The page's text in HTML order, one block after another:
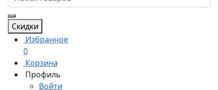
Скидки
Избранное
0
Корзина
Профиль
Войти